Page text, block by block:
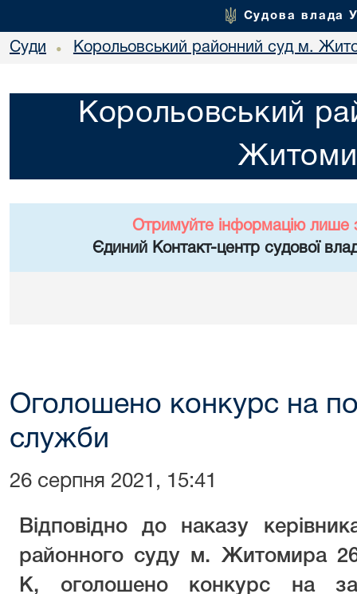
Судова влада
Суди • Корольовський районний суд м.
Корольовський
Отримуйте інформацію лише
Єдиний Контакт-центр судової
Оголошено конкурс на
служби
26 серпня 2021, 15:41
Відповідно до наказу
районного суду м. Житомира
К, оголошено конкурс на